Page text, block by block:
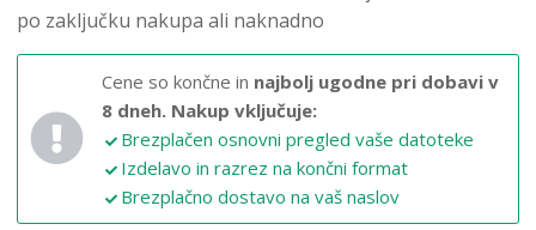
po zaključku nakupa ali naknadno
Cene so končne in najbolj ugodne pri dobavi v
8 dneh. Nakup vključuje:
Brezplačen osnovni pregled vaše datoteke
Izdelavo in razrez na končni format
Brezplačno dostavo na vaš naslov